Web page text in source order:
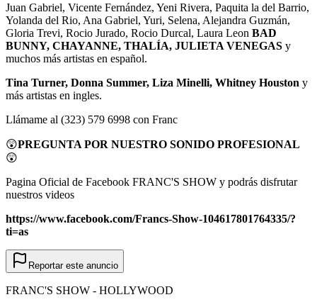
Juan Gabriel, Vicente Fernández, Yeni Rivera, Paquita la del Barrio,
Yolanda del Rio, Ana Gabriel, Yuri, Selena, Alejandra Guzmán,
Gloria Trevi, Rocio Jurado, Rocio Durcal, Laura Leon BAD
BUNNY, CHAYANNE, THALÍA, JULIETA VENEGAS y
muchos más artistas en español.
Tina Turner, Donna Summer, Liza Minelli, Whitney Houston y
más artistas en ingles.
Llámame al (323) 579 6998 con Franc
😲PREGUNTA POR NUESTRO SONIDO PROFESIONAL
😲
Pagina Oficial de Facebook FRANC'S SHOW y podrás disfrutar
nuestros videos
https://www.facebook.com/Francs-Show-104617801764335/?
ti=as
Reportar este anuncio
FRANC'S SHOW - HOLLYWOOD